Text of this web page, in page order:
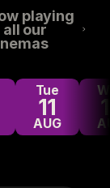
playing
all our
Tue
11
AUG